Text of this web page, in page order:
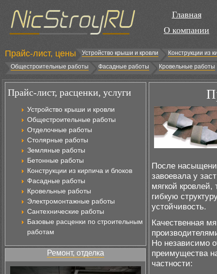
Главная
О компании
Прайс-лист, цены Устройство крыши и кровли
Конструкции из
Общестроительные работы
Фасадные работы Кровельные работы
Прайс-лист, расценки, услуги
Устройство крыши и кровли
Общестроительные работы
Отделочные работы
Столярные работы
Земляные работы
Бетонные работы
Конструкции из кирпича и блоков
Фасадные работы
Кровельные работы
Электромонтажные работы
Сантехнические работы
Базовые расценки по строительным
работам
Ремонт, отделка
После
завоевала у
мягкой кровлей,
гибкую
устойчивость.
Качественная
Но независимо
преимущества
частности: